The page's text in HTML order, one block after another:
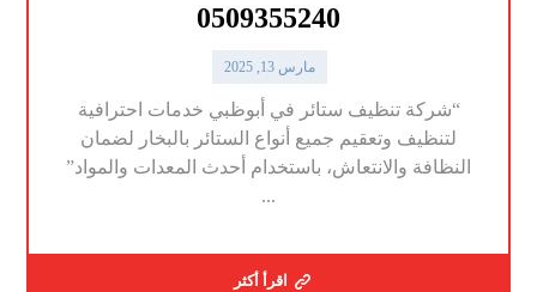
0509355240
مارس 13, 2025
“شركة تنظيف ستائر في أبوظبي خدمات احترافية
لتنظيف وتعقيم جميع أنواع الستائر بالبخار لضمان
النظافة والانتعاش، باستخدام أحدث المعدات والمواد”
...
اقرأ أكثر